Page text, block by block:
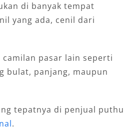
di banyak tempat
yang ada, cenil dari
pasar lain seperti
bulat, panjang, maupun
tepatnya di penjual puthu
.